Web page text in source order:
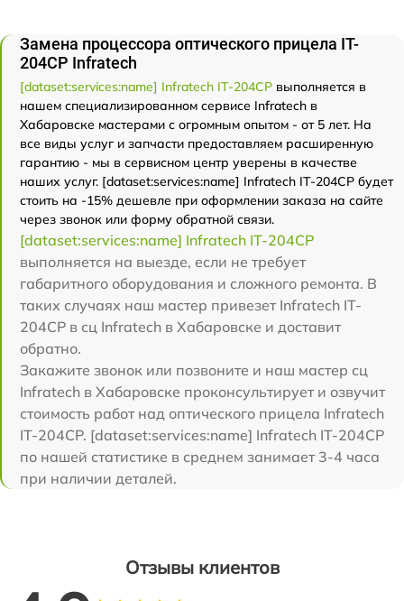
Замена процессора оптического прицела IT-
204CP Infratech
[dataset:services:name] Infratech IT-204CP выполняется в
нашем специализированном сервисе Infratech в
Хабаровске мастерами с огромным опытом - от 5 лет. На
все виды услуг и запчасти предоставляем расширенную
гарантию - мы в сервисном центр уверены в качестве
наших услуг. [dataset:services:name] Infratech IT-204CP будет
стоить на -15% дешевле при оформлении заказа на сайте
через звонок или форму обратной связи.
[dataset:services:name] Infratech IT-204CP
выполняется на выезде, если не требует
габаритного оборудования и сложного ремонта. В
таких случаях наш мастер привезет Infratech IT-
204CP в сц Infratech в Хабаровске и доставит
обратно.
Закажите звонок или позвоните и наш мастер сц
Infratech в Хабаровске проконсультирует и озвучит
стоимость работ над оптического прицела Infratech
IT-204CP. [dataset:services:name] Infratech IT-204CP
по нашей статистике в среднем занимает 3-4 часа
при наличии деталей.
Отзывы клиентов